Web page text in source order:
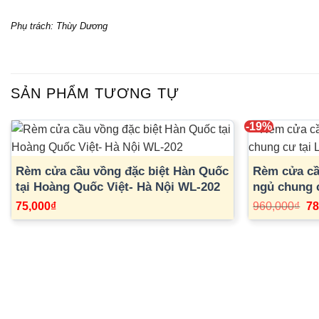
Phụ trách: Thùy Dương
SẢN PHẨM TƯƠNG TỰ
Rèm cửa cầu vồng đặc biệt Hàn Quốc
tại Hoàng Quốc Việt- Hà Nội WL-202
75,000₫
-19%
Rèm cửa
ngủ chung
Nội
960,000₫